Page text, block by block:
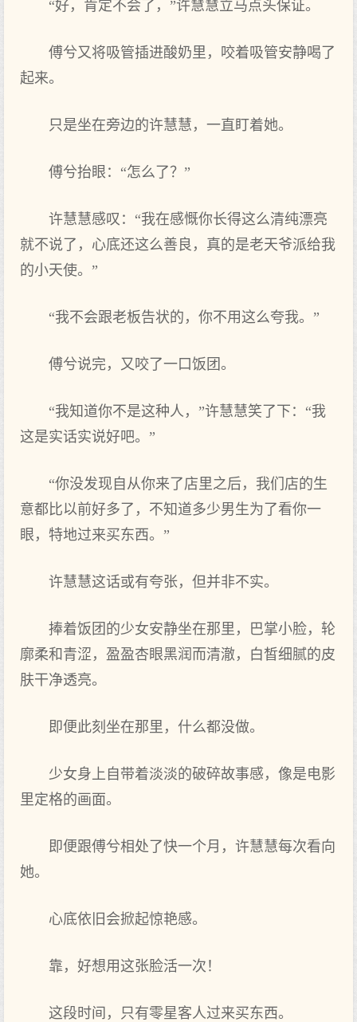
“好，肯定不会了，”许慧慧立马点头保证。
傅兮又将吸管插进酸奶里，咬着吸管安静喝了
起来。
只是坐在旁边的许慧慧，一直盯着她。
傅兮抬眼：“怎么了？”
许慧慧感叹：“我在感慨你长得这么清纯漂亮
就不说了，心底还这么善良，真的是老天爷派给我
的小天使。”
“我不会跟老板告状的，你不用这么夸我。”
傅兮说完，又咬了一口饭团。
“我知道你不是这种人，”许慧慧笑了下：“我
这是实话实说好吧。”
“你没发现自从你来了店里之后，我们店的生
意都比以前好多了，不知道多少男生为了看你一
眼，特地过来买东西。”
许慧慧这话或有夸张，但并非不实。
捧着饭团的少女安静坐在那里，巴掌小脸，轮
廓柔和青涩，盈盈杏眼黑润而清澈，白皙细腻的皮
肤干净透亮。
即便此刻坐在那里，什么都没做。
少女身上自带着淡淡的破碎故事感，像是电影
里定格的画面。
即便跟傅兮相处了快一个月，许慧慧每次看向
她。
心底依旧会掀起惊艳感。
靠，好想用这张脸活一次！
这段时间，只有零星客人过来买东西。